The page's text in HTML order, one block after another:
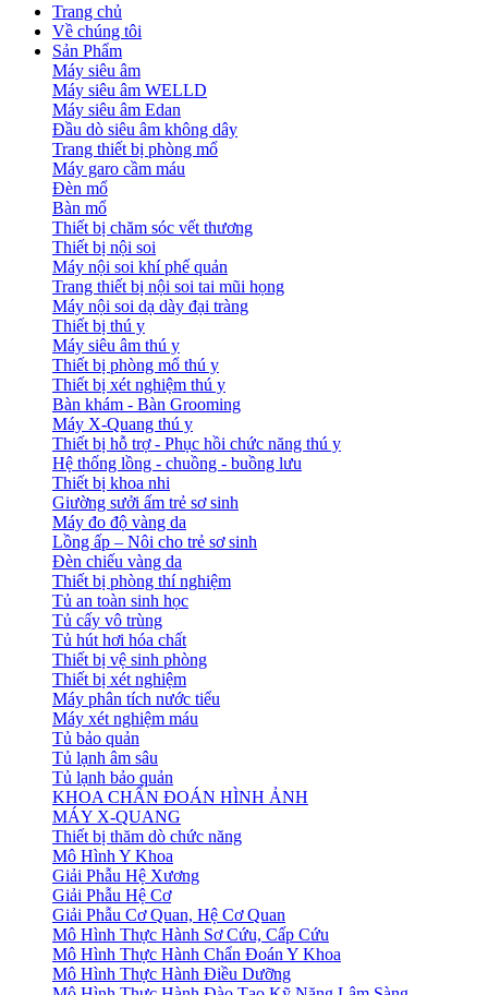
Trang chủ
Về chúng tôi
Sản Phẩm
Máy siêu âm
Máy siêu âm WELLD
Máy siêu âm Edan
Đầu dò siêu âm không dây
Trang thiết bị phòng mổ
Máy garo cầm máu
Đèn mổ
Bàn mổ
Thiết bị chăm sóc vết thương
Thiết bị nội soi
Máy nội soi khí phế quản
Trang thiết bị nội soi tai mũi họng
Máy nội soi dạ dày đại tràng
Thiết bị thú y
Máy siêu âm thú y
Thiết bị phòng mổ thú y
Thiết bị xét nghiệm thú y
Bàn khám - Bàn Grooming
Máy X-Quang thú y
Thiết bị hỗ trợ - Phục hồi chức năng thú y
Hệ thống lồng - chuồng - buồng lưu
Thiết bị khoa nhi
Giường sưởi ấm trẻ sơ sinh
Máy đo độ vàng da
Lồng ấp – Nôi cho trẻ sơ sinh
Đèn chiếu vàng da
Thiết bị phòng thí nghiệm
Tủ an toàn sinh học
Tủ cấy vô trùng
Tủ hút hơi hóa chất
Thiết bị vệ sinh phòng
Thiết bị xét nghiệm
Máy phân tích nước tiểu
Máy xét nghiệm máu
Tủ bảo quản
Tủ lạnh âm sâu
Tủ lạnh bảo quản
KHOA CHẨN ĐOÁN HÌNH ẢNH
MÁY X-QUANG
Thiết bị thăm dò chức năng
Mô Hình Y Khoa
Giải Phẫu Hệ Xương
Giải Phẫu Hệ Cơ
Giải Phẫu Cơ Quan, Hệ Cơ Quan
Mô Hình Thực Hành Sơ Cứu, Cấp Cứu
Mô Hình Thực Hành Chẩn Đoán Y Khoa
Mô Hình Thực Hành Điều Dưỡng